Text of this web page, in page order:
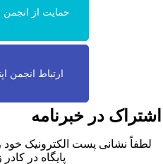
حمایت از انجمن
ارتباط انجمن
در خبرنامه
لطفاً نشانی پست الکترونیک خود
پایگاه در کادر